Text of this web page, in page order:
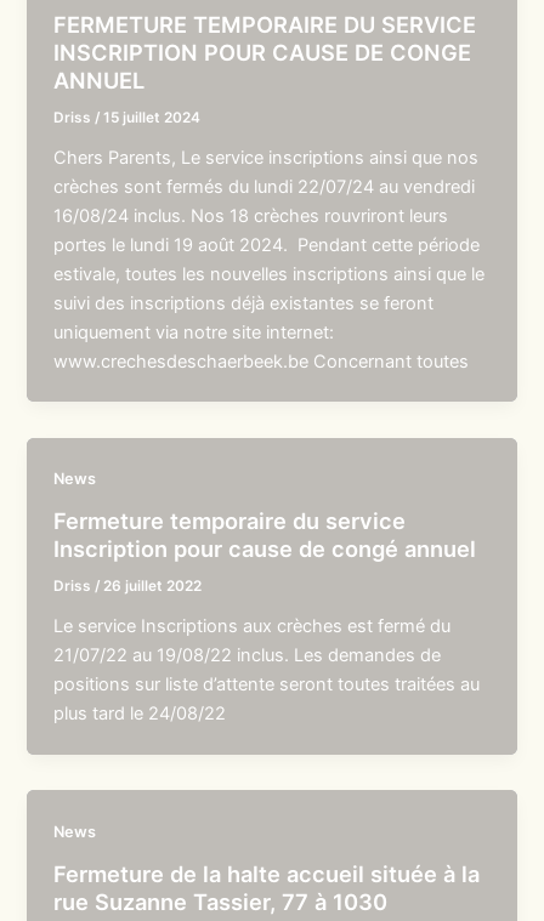
FERMETURE TEMPORAIRE DU SERVICE
INSCRIPTION POUR CAUSE DE CONGE
ANNUEL
Driss /15 juillet 2024
Chers Parents, Le service inscriptions ainsi que nos
crèches sont fermés du lundi 22/07/24 au vendredi
16/08/24 inclus. Nos 18 crèches rouvriront leurs
portes le lundi 19 août 2024. Pendant cette période
estivale, toutes les nouvelles inscriptions ainsi que le
suivi des inscriptions déjà existantes se feront
uniquement via notre site internet:
www.crechesdeschaerbeek.be Concernant toutes
News
Fermeture temporaire du service
Inscription pour cause de congé annuel
Driss / 26 juillet 2022
Le service Inscriptions aux crèches est fermé du
21/07/22 au 19/08/22 inclus. Les demandes de
positions sur liste d’attente seront toutes traitées au
plus tard le 24/08/22
News
Fermeture de la halte accueil située à la
rue Suzanne Tassier, 77 à 1030